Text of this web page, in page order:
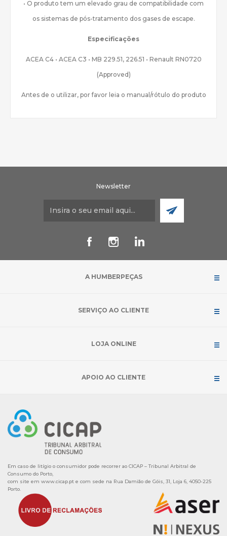
• O produto tem um elevado grau de compatibilidade com
os sistemas de pós-tratamento dos gases de escape.
Especificações
ACEA C4 • ACEA C3 • MB 229.51, 226.51 • Renault RN0720
(Approved)
Antes de o utilizar, por favor leia o manual/rótulo do produto
Newsletter
A HUMBERPEÇAS
SERVIÇO AO CLIENTE
LOJA ONLINE
APOIO AO CLIENTE
Em caso de litígio o consumidor pode recorrer ao CICAP – Tribunal Arbitral de
Consumo do Porto,
com site em www.cicap.pt e com sede na Rua Damião de Góis, 31, Loja 6, 4050-225
Porto.